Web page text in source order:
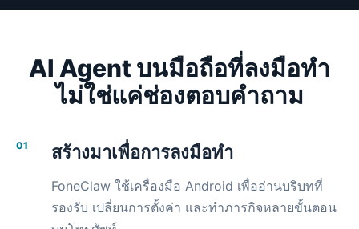
AI Agent บนมือถือที่ลงมือทำ
ไม่ใช่แค่ช่องตอบคำถาม
01 สร้างมาเพื่อการลงมือทำ
FoneClaw ใช้เครื่องมือ Android เพื่ออ่านบริบทที่
รองรับ เปลี่ยนการตั้งค่า และทำภารกิจหลายขั้นตอน